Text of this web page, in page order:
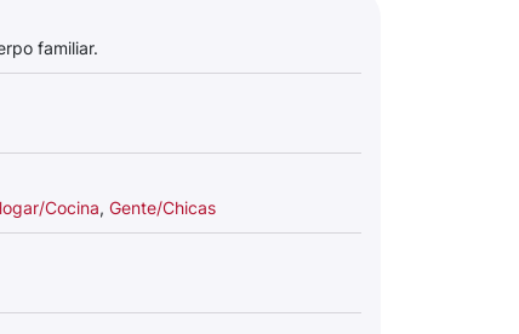
familiar.
Cocina, Gente/Chicas